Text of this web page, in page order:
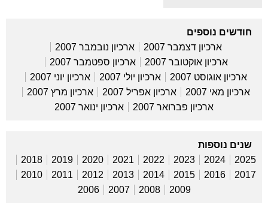
חודשים נוספים
ארכיון דצמבר 2007
ארכיון נובמבר 2007
ארכיון אוקטובר 2007
ארכיון ספטמבר 2007
ארכיון אוגוסט 2007
ארכיון יולי 2007
ארכיון יוני 2007
ארכיון מאי 2007
ארכיון אפריל 2007
ארכיון מרץ 2007
ארכיון פברואר 2007
ארכיון ינואר 2007
שנים נוספות
2025
2024
2023
2022
2021
2020
2019
2018
2017
2016
2015
2014
2013
2012
2011
2010
2009
2008
2007
2006